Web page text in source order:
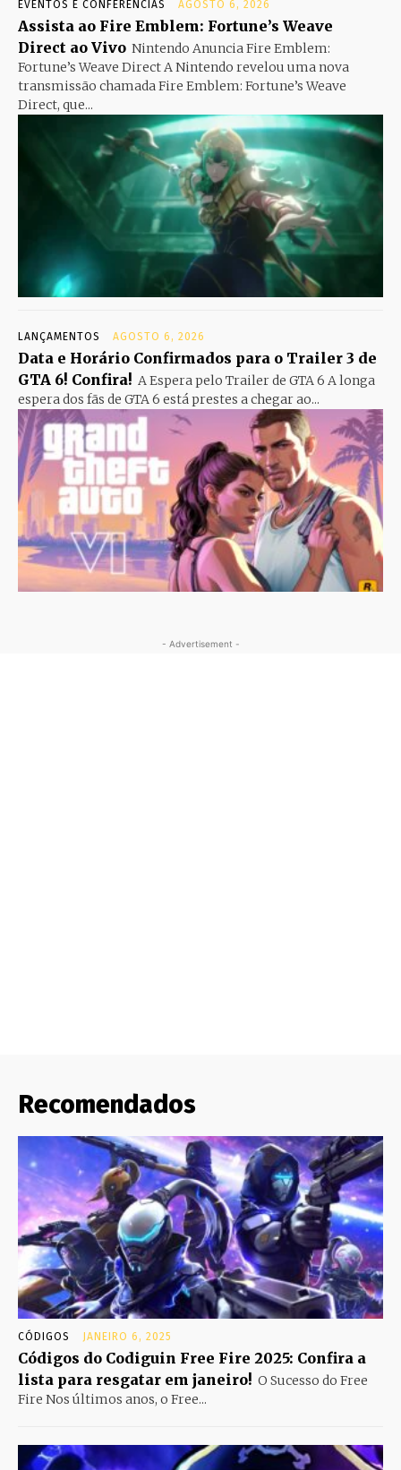
EVENTOS E CONFERÊNCIAS AGOSTO 6, 2026
Assista ao Fire Emblem: Fortune’s Weave
Direct ao Vivo Nintendo Anuncia Fire Emblem:
Fortune’s Weave Direct A Nintendo revelou uma nova
transmissão chamada Fire Emblem: Fortune’s Weave
Direct, que...
LANÇAMENTOS AGOSTO 6, 2026
Data e Horário Confirmados para o Trailer 3 de
GTA 6! Confira! A Espera pelo Trailer de GTA 6 A longa
espera dos fãs de GTA 6 está prestes a chegar ao...
- Advertisement -
Recomendados
CÓDIGOS JANEIRO 6, 2025
Códigos do Codiguin Free Fire 2025: Confira a
lista para resgatar em janeiro! O Sucesso do Free
Fire Nos últimos anos, o Free...